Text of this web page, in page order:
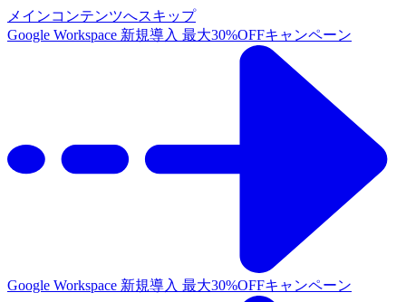
メインコンテンツへスキップ
Google Workspace 新規導入 最大30%OFFキャンペーン
Google Workspace 新規導入 最大30%OFFキャンペーン